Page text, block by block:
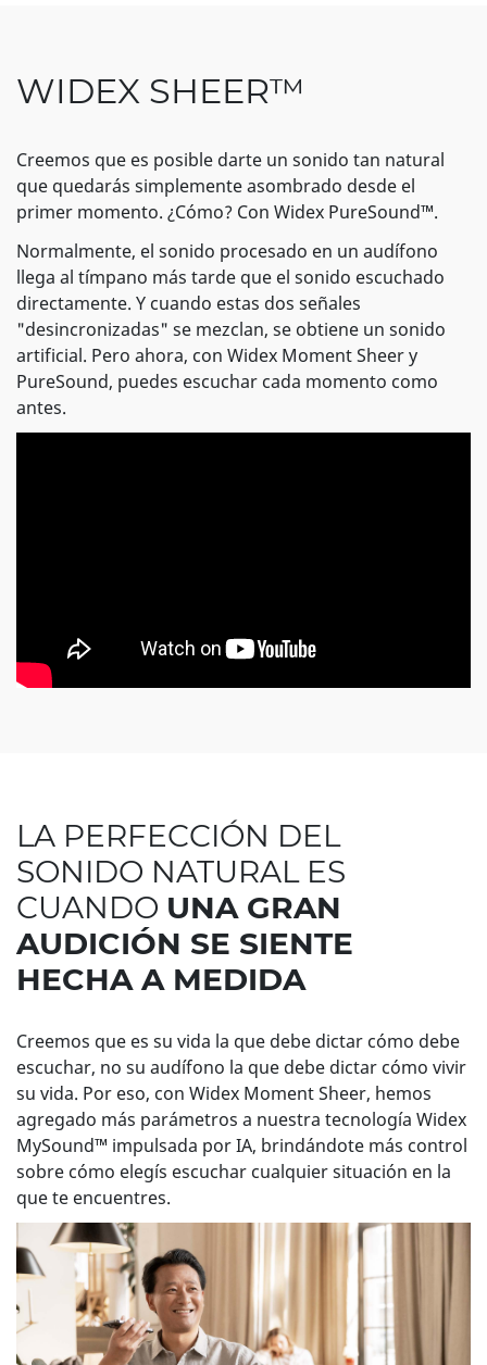
WIDEX SHEER™
Creemos que es posible darte un sonido tan natural
que quedarás simplemente asombrado desde el
primer momento. ¿Cómo? Con Widex PureSound™.
Normalmente, el sonido procesado en un audífono
llega al tímpano más tarde que el sonido escuchado
directamente. Y cuando estas dos señales
"desincronizadas" se mezclan, se obtiene un sonido
artificial. Pero ahora, con Widex Moment Sheer y
PureSound, puedes escuchar cada momento como
antes.
LA PERFECCIÓN DEL
SONIDO NATURAL ES
CUANDO UNA GRAN
AUDICIÓN SE SIENTE
HECHA A MEDIDA
Creemos que es su vida la que debe dictar cómo debe
escuchar, no su audífono la que debe dictar cómo vivir
su vida. Por eso, con Widex Moment Sheer, hemos
agregado más parámetros a nuestra tecnología Widex
MySound™ impulsada por IA, brindándote más control
sobre cómo elegís escuchar cualquier situación en la
que te encuentres.